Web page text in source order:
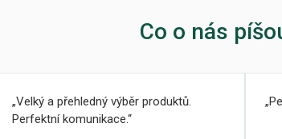
Co o nás
Velký a přehledný výběr produktů.
Perfektní komunikace.